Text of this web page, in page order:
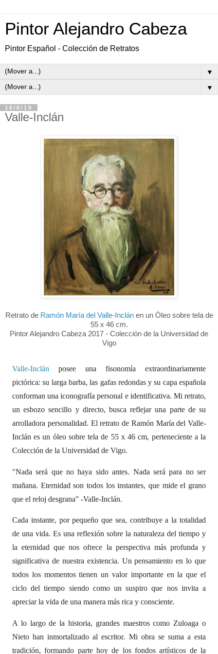
Pintor Alejandro Cabeza
Pintor Español - Colección de Retratos
▼
▼
16/6/19
Valle-Inclán
Retrato de Ramón María del Valle-Inclánen un Óleo sobre tela de
55 x 46 cm.
Pintor Alejandro Cabeza 2017 - Colección de la Universidad de
Vigo
Valle-Inclán posee una fisonomía extraordinariamente
pictórica: su larga barba, las gafas redondas y su capa española
conforman una iconografía personal e identificativa. Mi retrato,
un esbozo sencillo y directo, busca reflejar una parte de su
arrolladora personalidad. El retrato de Ramón María del Valle-
Inclán es un óleo sobre tela de 55 x 46 cm, perteneciente a la
Colección de la Universidad de Vigo.
"Nada será que no haya sido antes. Nada será para no ser
mañana. Eternidad son todos los instantes, que mide el grano
que el reloj desgrana" -Valle-Inclán.
Cada instante, por pequeño que sea, contribuye a la totalidad
de una vida. Es una reflexión sobre la naturaleza del tiempo y
la eternidad que nos ofrece la perspectiva más profunda y
significativa de nuestra existencia. Un pensamiento en lo que
todos los momentos tienen un valor importante en la que el
ciclo del tiempo siendo como un suspiro que nos invita a
apreciar la vida de una manera más rica y consciente.
A lo largo de la historia, grandes maestros como Zuloaga o
Nieto han inmortalizado al escritor. Mi obra se suma a esta
tradición, formando parte hoy de los fondos artísticos de la